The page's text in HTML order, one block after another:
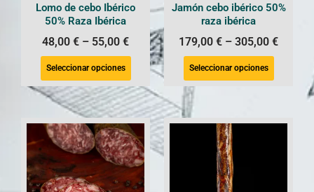
Lomo de cebo Ibérico
50% Raza Ibérica
48,00 € – 55,00 €
Seleccionar opciones
Jamón cebo ibérico 50%
raza ibérica
179,00 € – 305,00 €
Seleccionar opciones